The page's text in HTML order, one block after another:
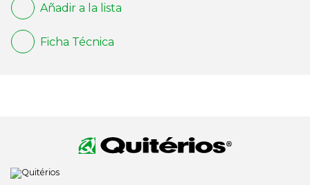
Añadir a la lista
Ficha Técnica